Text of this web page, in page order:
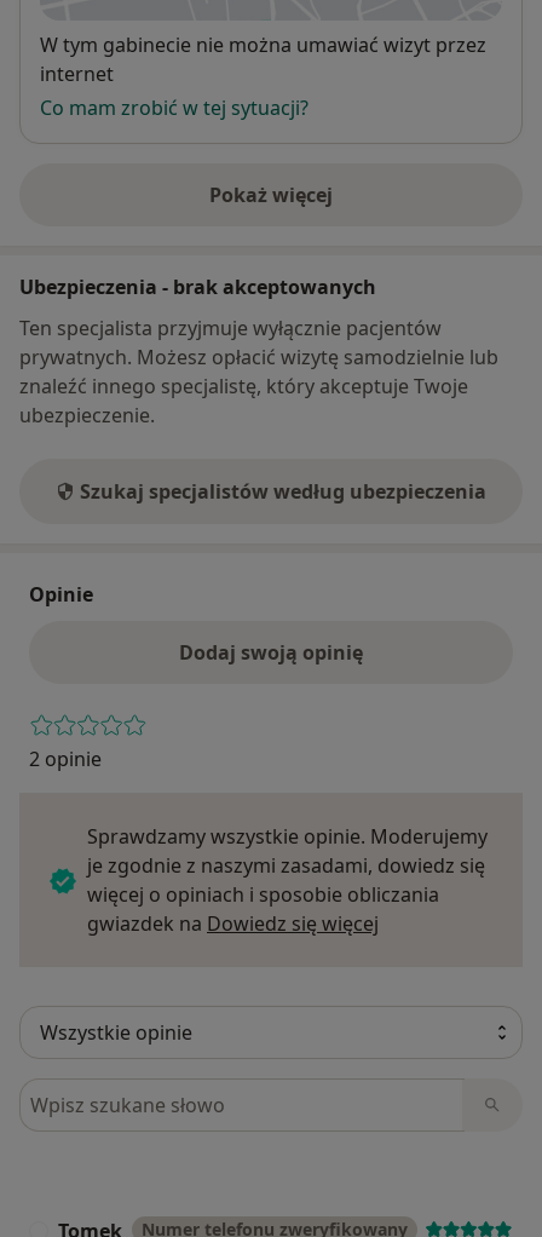
Dostępność
W tym gabinecie nie można umawiać wizyt przez
internet
Co mam zrobić w tej sytuacji?
Pokaż więcej
o adresie
Ubezpieczenia - brak akceptowanych
Ten specjalista przyjmuje wyłącznie pacjentów
prywatnych. Możesz opłacić wizytę samodzielnie lub
znaleźć innego specjalistę, który akceptuje Twoje
ubezpieczenie.
Szukaj specjalistów według ubezpieczenia
Opinie
Dodaj swoją opinię
2 opinie
Sprawdzamy wszystkie opinie. Moderujemy
je zgodnie z naszymi zasadami, dowiedz się
więcej o opiniach i sposobie obliczania
gwiazdek na Dowiedz się więcej
Szukaj w opiniach
Tomek Numer telefonu zweryfikowany